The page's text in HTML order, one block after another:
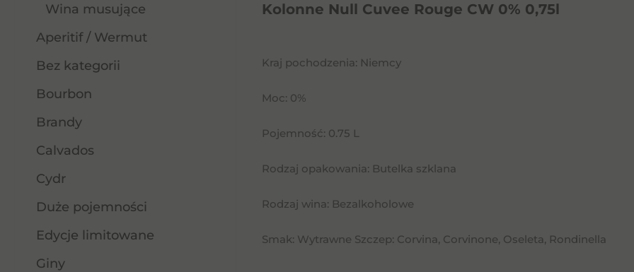
Wina musujące
Aperitif / Wermut
Bez kategorii
Bourbon
Brandy
Calvados
Cydr
Duże pojemności
Edycje limitowane
Giny
Kolonne Null Cuvee Rouge CW 0% 0,75l
Kraj pochodzenia: Niemcy
Moc: 0%
Pojemność: 0.75 L
Rodzaj opakowania: Butelka szklana
Rodzaj wina: Bezalkoholowe
Smak: Wytrawne Szczep: Corvina, Corvinone, Oseleta, Rondinella